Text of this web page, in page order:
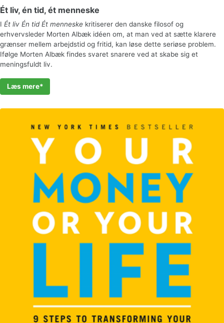
Ét liv, én tid, ét menneske
I Ét liv Én tid Ét menneske kritiserer den danske filosof og
erhvervsleder Morten Albæk idéen om, at man ved at sætte klarere
grænser mellem arbejdstid og fritid, kan løse dette seriøse problem.
Ifølge Morten Albæk findes svaret snarere ved at skabe sig et
meningsfuldt liv.
Læs mere